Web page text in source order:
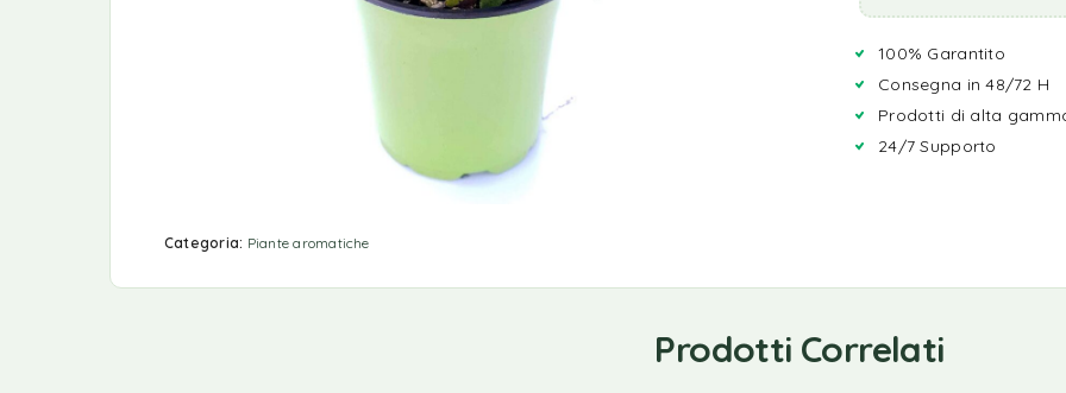
Categoria: Piante aromatiche
100% Garantito
Consegna in 48/72 H
Prodotti di alta
24/7 Supporto
Prodotti Correlati